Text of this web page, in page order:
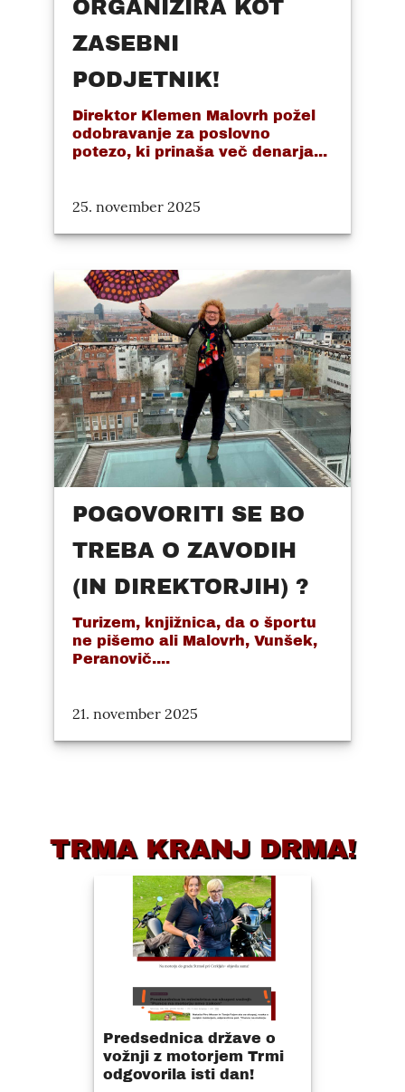
ORGANIZIRA KOT
ZASEBNI
PODJETNIK!
Direktor Klemen Malovrh požel
odobravanje za poslovno
potezo, ki prinaša več denarja...
25. november 2025
POGOVORITI SE BO
TREBA O ZAVODIH
(IN DIREKTORJIH) ?
Turizem, knjižnica, da o športu
ne pišemo ali Malovrh, Vunšek,
Peranovič....
21. november 2025
TRMA KRANJ DRMA!
Predsednica države o
vožnji z motorjem Trmi
odgovorila isti dan!